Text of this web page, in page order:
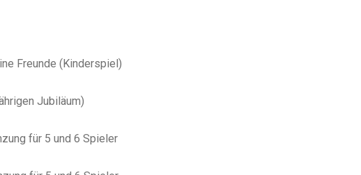
Freunde (Kinderspiel)
Jubiläum)
für 5 und 6 Spieler